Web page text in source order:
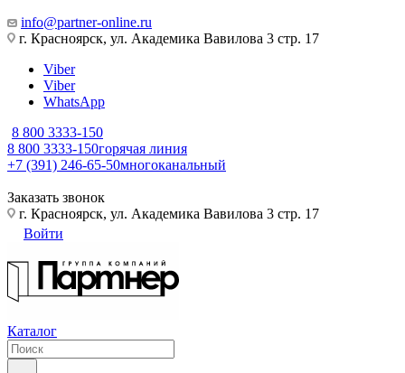
info@partner-online.ru
г. Красноярск, ул. Академика Вавилова 3 стр. 17
Viber
Viber
WhatsApp
8 800 3333-150
8 800 3333-150горячая линия
+7 (391) 246-65-50многоканальный
Заказать звонок
г. Красноярск, ул. Академика Вавилова 3 стр. 17
Войти
Каталог